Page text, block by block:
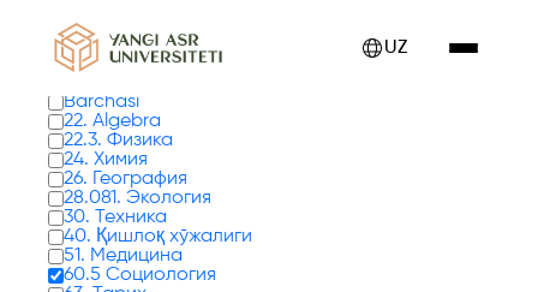
UZ
Barchasi
22. Algebra
22.3. Физика
24. Химия
26. География
28.081. Экология
30. Техника
40. Қишлоқ хўжалиги
51. Медицина
60.5 Социология